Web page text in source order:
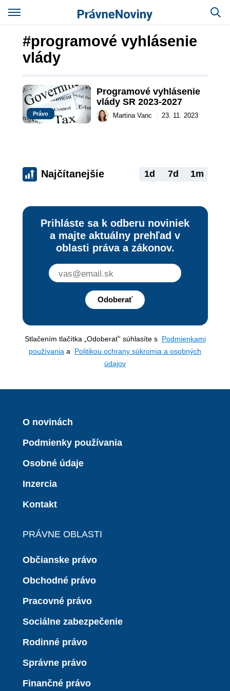
#programové vyhlásenie
vlády
Právo
Programové vyhlásenie
vlády SR 2023-2027
Martina Vanc 23. 11. 2023
Najčítanejšie 1d 7d 1m
Prihláste sa k odberu noviniek
a majte aktuálny prehľad v
oblasti práva a zákonov.
Odoberať
Stlačením tlačítka „Odoberať“ súhlasíte s Podmienkami
používania a Politikou ochrany súkromia a osobných
údajov
O novinách
Podmienky používania
Osobné údaje
Inzercia
Kontakt
PRÁVNE OBLASTI
Občianske právo
Obchodné právo
Pracovné právo
Sociálne zabezpečenie
Rodinné právo
Správne právo
Finančné právo